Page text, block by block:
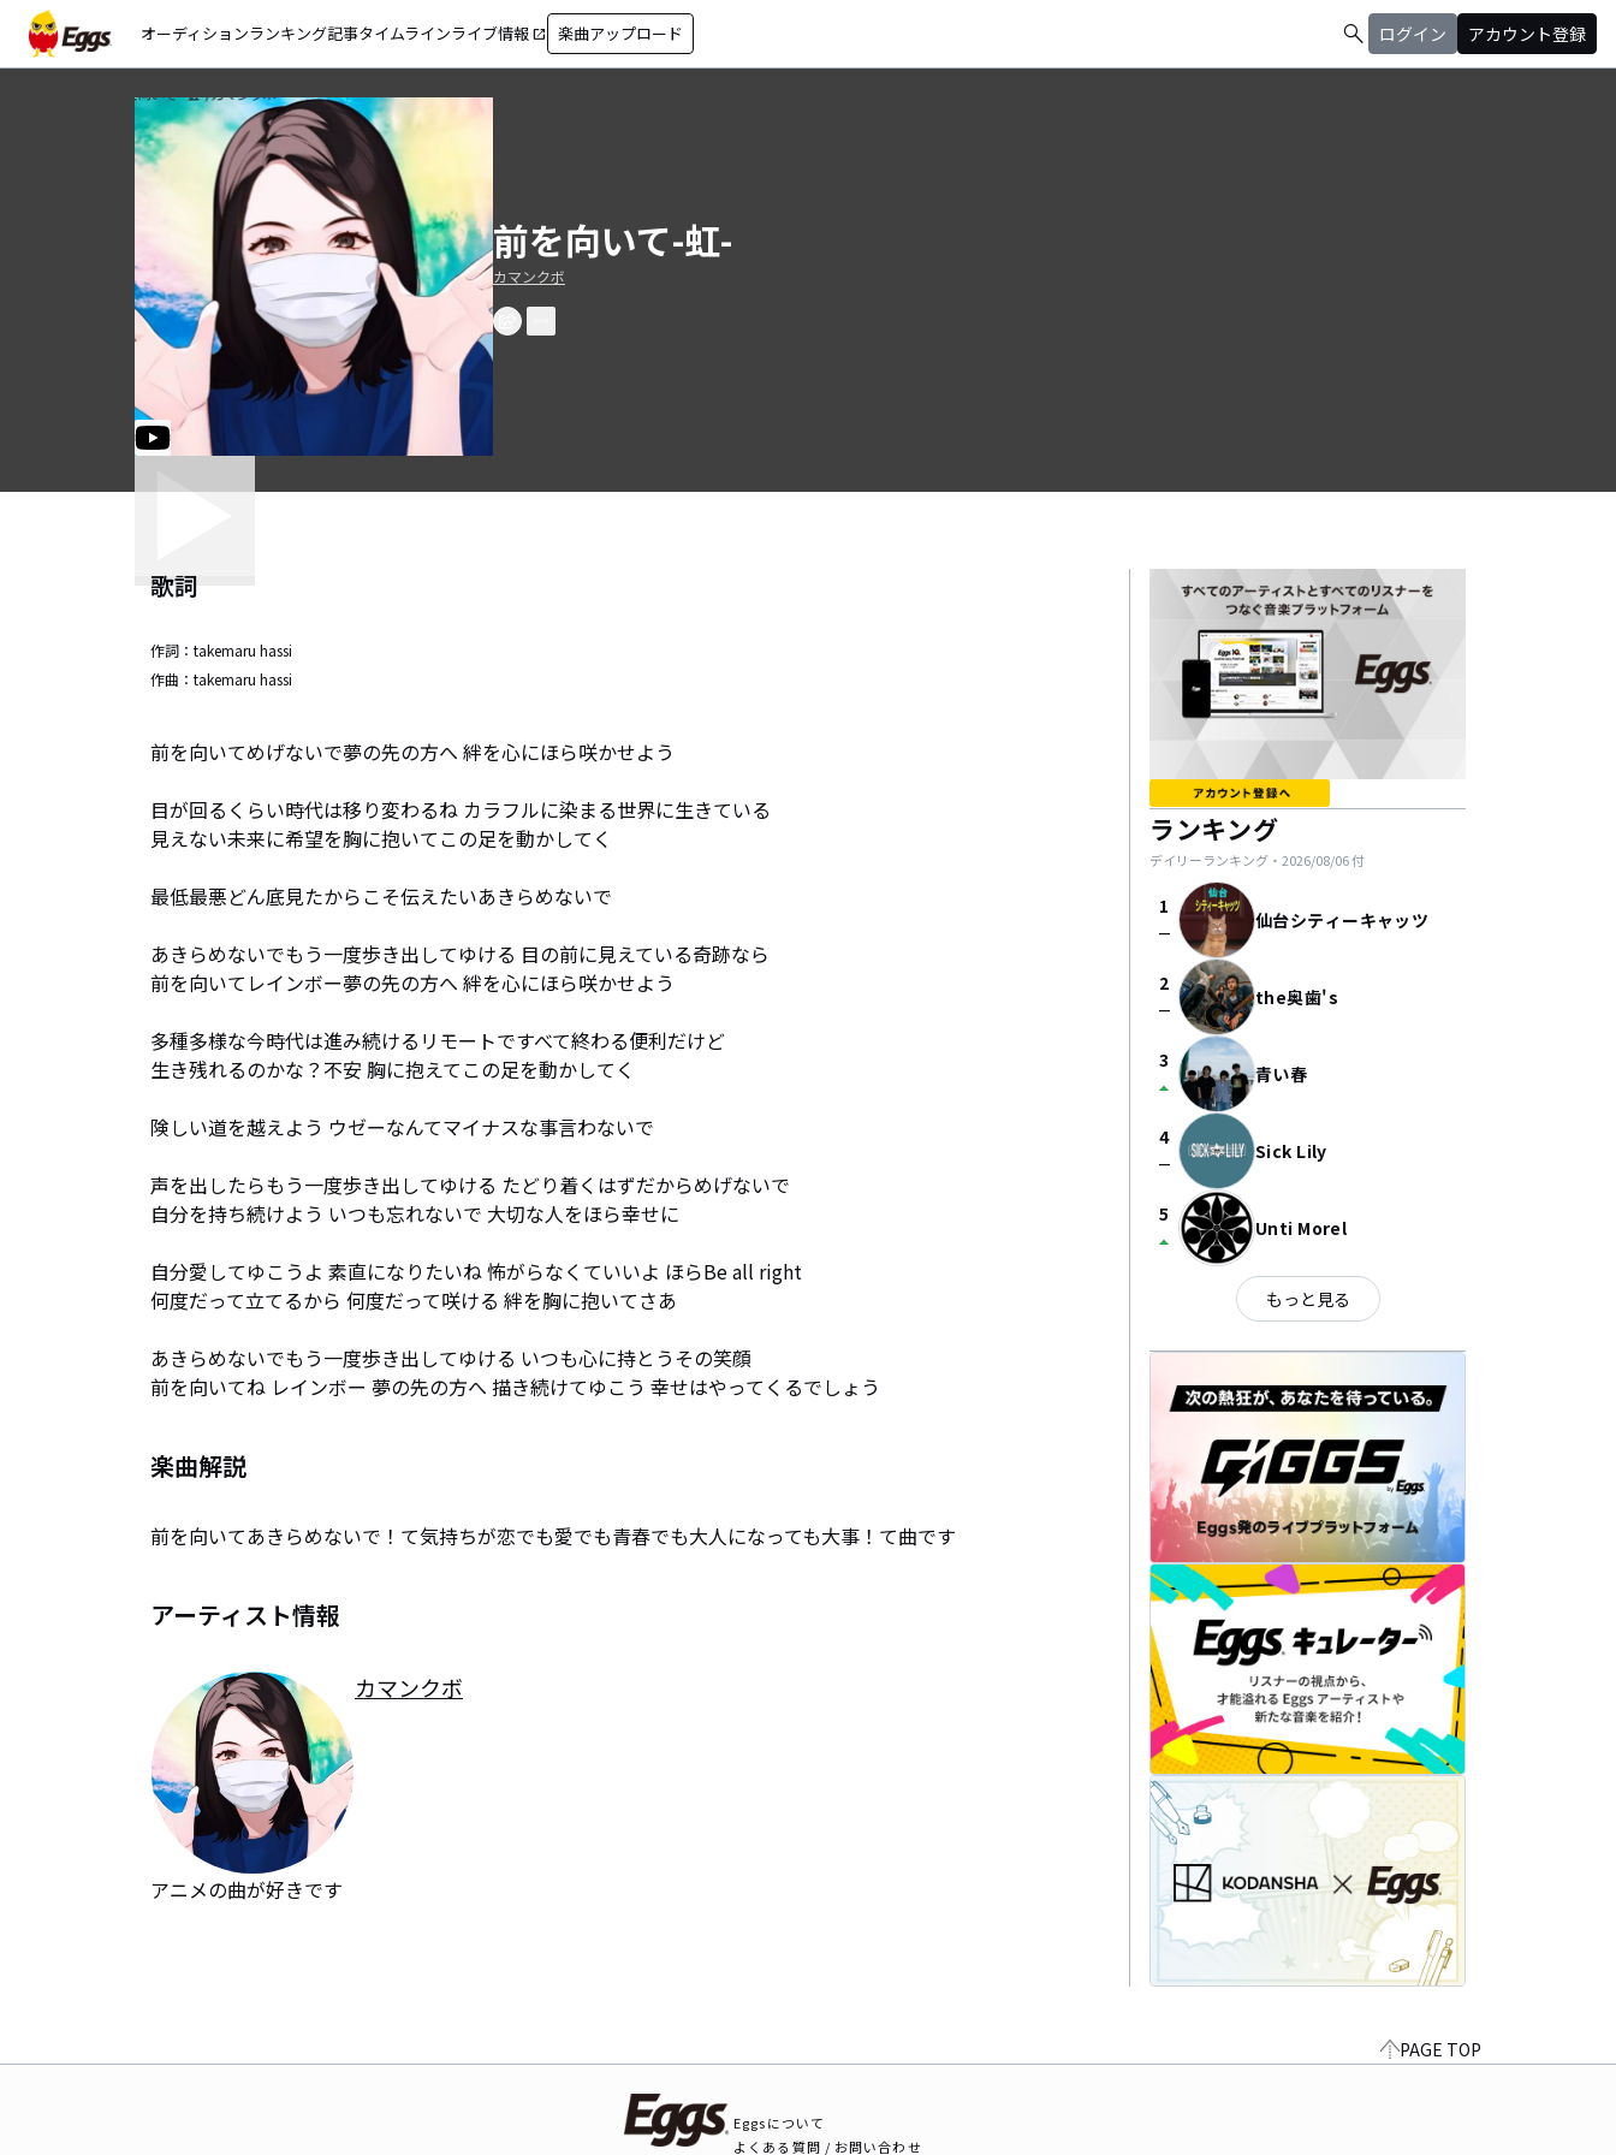
オーディションランキング記事タイムラインライブ情報 open_in_new 楽曲アップロード search ログイン アカウント登録
前を向いて-虹-
カマンクボ
歌詞
作詞：takemaru hassi
作曲：takemaru hassi
前を向いてめげないで夢の先の方へ 絆を心にほら咲かせよう
目が回るくらい時代は移り変わるね カラフルに染まる世界に生きている
見えない未来に希望を胸に抱いてこの足を動かしてく
最低最悪どん底見たからこそ伝えたいあきらめないで
あきらめないでもう一度歩き出してゆける 目の前に見えている奇跡なら
前を向いてレインボー夢の先の方へ 絆を心にほら咲かせよう
多種多様な今時代は進み続けるリモートですべて終わる便利だけど
生き残れるのかな？不安 胸に抱えてこの足を動かしてく
険しい道を越えよう ウゼーなんてマイナスな事言わないで
声を出したらもう一度歩き出してゆける たどり着くはずだからめげないで
自分を持ち続けよう いつも忘れないで 大切な人をほら幸せに
自分愛してゆこうよ 素直になりたいね 怖がらなくていいよ ほらBe all right
何度だって立てるから 何度だって咲ける 絆を胸に抱いてさあ
あきらめないでもう一度歩き出してゆける いつも心に持とうその笑顔
前を向いてね レインボー 夢の先の方へ 描き続けてゆこう 幸せはやってくるでしょう
楽曲解説
前を向いてあきらめないで！て気持ちが恋でも愛でも青春でも大人になっても大事！て曲です
アーティスト情報
カマンクボ
アニメの曲が好きです
ランキング
デイリーランキング・ 2026/08/06付
1
check_indeterminate_small 仙台シティーキャッツ
2
check_indeterminate_small the奥歯's
3
arrow_drop_up 青い春
4
check_indeterminate_small Sick Lily
5
arrow_drop_up Unti Morel
もっと見る
PAGE TOP
Eggsについて
よくある質問 / お問い合わせ